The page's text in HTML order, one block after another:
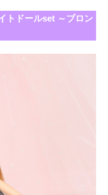
トドールset ～ブロン